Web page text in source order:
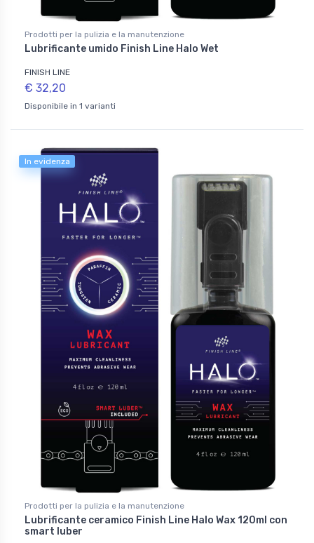
Prodotti per la pulizia e la manutenzione
Lubrificante umido Finish Line Halo Wet
FINISH LINE
€ 32,20
Disponibile in 1 varianti
In evidenza
Prodotti per la pulizia e la manutenzione
Lubrificante ceramico Finish Line Halo Wax 120ml con
smart luber